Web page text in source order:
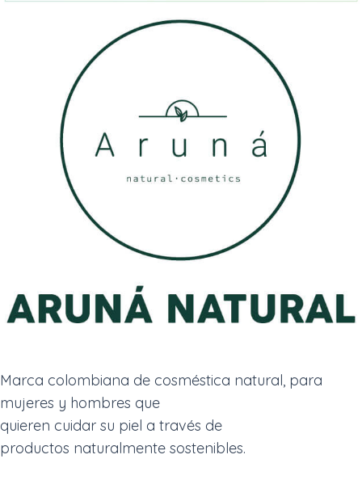
Marca colombiana de cosméstica natural, para
mujeres y hombres que
quieren cuidar su piel a través de
productos naturalmente sostenibles.